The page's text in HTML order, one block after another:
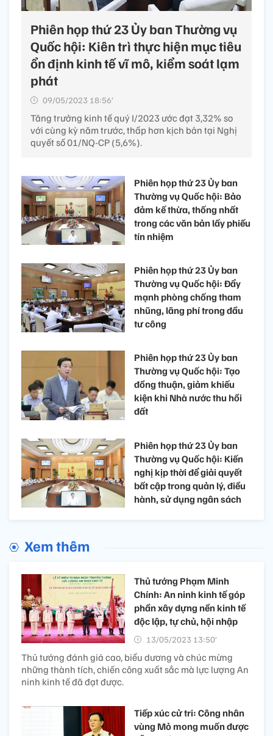
Phiên họp thứ 23 Ủy ban Thường vụ
Quốc hội: Kiên trì thực hiện mục tiêu
ổn định kinh tế vĩ mô, kiểm soát lạm
phát
09/05/2023 18:56’
Tăng trưởng kinh tế quý I/2023 ước đạt 3,32% so
với cùng kỳ năm trước, thấp hơn kịch bản tại Nghị
quyết số 01/NQ-CP (5,6%).
Phiên họp thứ 23 Ủy ban
Thường vụ Quốc hội: Bảo
đảm kế thừa, thống nhất
trong các văn bản lấy phiếu
tín nhiệm
Phiên họp thứ 23 Ủy ban
Thường vụ Quốc hội: Đẩy
mạnh phòng chống tham
nhũng, lãng phí trong đầu
tư công
Phiên họp thứ 23 Ủy ban
Thường vụ Quốc hội: Tạo
đồng thuận, giảm khiếu
kiện khi Nhà nước thu hồi
đất
Phiên họp thứ 23 Ủy ban
Thường vụ Quốc hội: Kiến
nghị kịp thời để giải quyết
bất cập trong quản lý, điều
hành, sử dụng ngân sách
Xem thêm
Thủ tướng Phạm Minh
Chính: An ninh kinh tế góp
phần xây dựng nền kinh tế
độc lập, tự chủ, hội nhập
13/05/2023 13:50’
Thủ tướng đánh giá cao, biểu dương và chúc mừng
những thành tích, chiến công xuất sắc mà lực lượng An
ninh kinh tế đã đạt được.
Tiếp xúc cử tri: Công nhân
vùng Mỏ mong muốn được